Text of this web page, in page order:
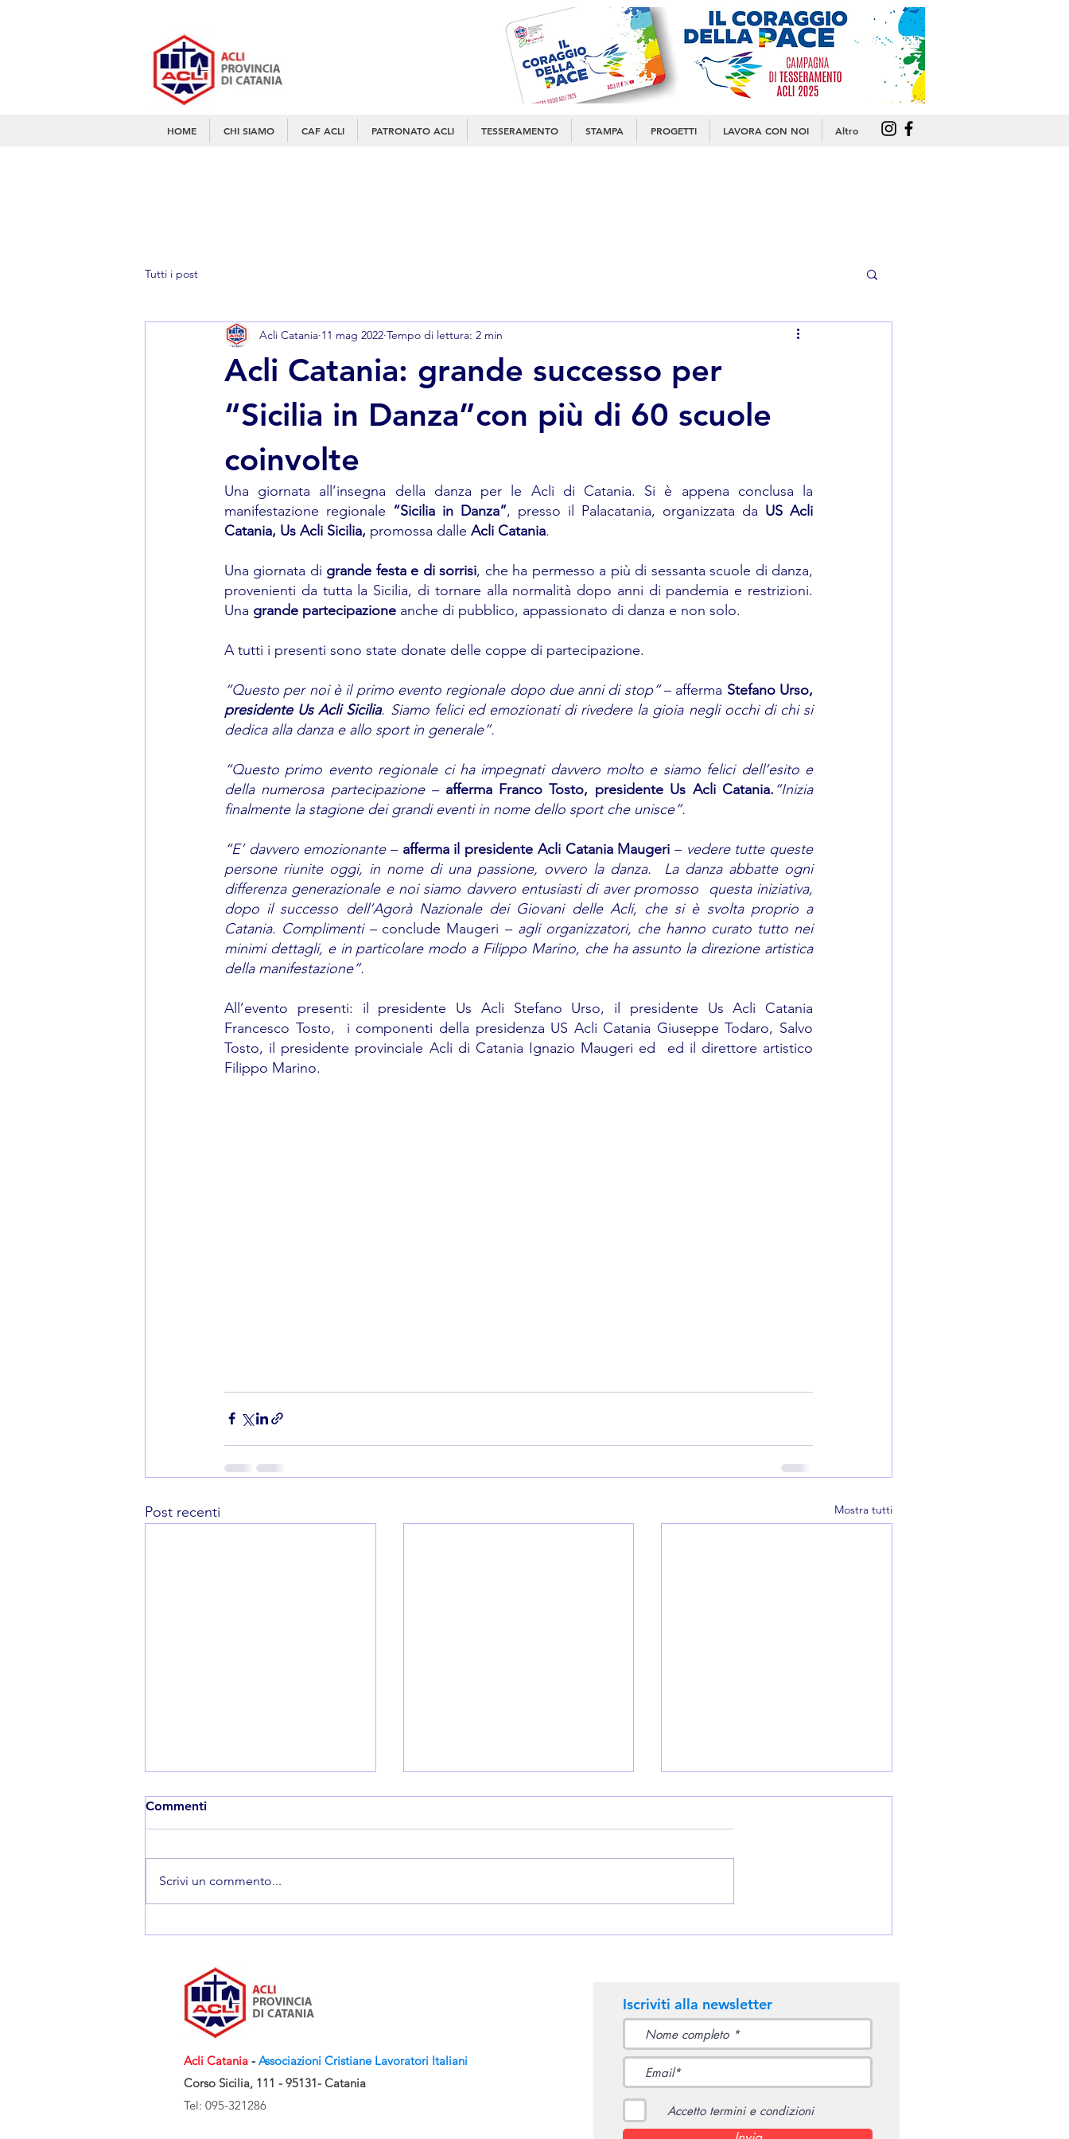
HOME CHI SIAMO CAF ACLI PATRONATO ACLI TESSERAMENTO STAMPA PROGETTI LAVORA CON NOI Altro
Tutti i post
Acli Catania: grande successo per
“Sicilia in Danza”con più di 60 scuole
coinvolte
Acli Catania 11 mag 2022 Tempo di lettura: 2 min
Una giornata all’insegna della danza per le Acli di Catania. Si è appena conclusa la
manifestazione regionale “Sicilia in Danza”, presso il Palacatania, organizzata da US Acli
Catania, Us Acli Sicilia, promossa dalle Acli Catania.
Una giornata di grande festa e di sorrisi, che ha permesso a più di sessanta scuole di danza,
provenienti da tutta la Sicilia, di tornare alla normalità dopo anni di pandemia e restrizioni.
Una grande partecipazione anche di pubblico, appassionato di danza e non solo.
A tutti i presenti sono state donate delle coppe di partecipazione.
“Questo per noi è il primo evento regionale dopo due anni di stop” – afferma
presidente Us Acli Sicilia. Siamo felici ed emozionati di rivedere la gioia negli occhi di chi si
dedica alla danza e allo sport in generale”.
“Questo primo evento regionale ci ha impegnati davvero molto e siamo felici dell’esito e
della numerosa partecipazione – afferma Franco Tosto, presidente Us Acli Catania. “Inizia
finalmente la stagione dei grandi eventi in nome dello sport che unisce”.
“E’ davvero emozionante – afferma il presidente Acli Catania Maugeri – vedere tutte queste
persone riunite oggi, in nome di una passione, ovvero la danza.  La danza abbatte ogni
differenza generazionale e noi siamo davvero entusiasti di aver promosso  questa iniziativa,
dopo il successo dell’Agorà Nazionale dei Giovani delle Acli, che si è svolta proprio a
Catania. Complimenti – conclude Maugeri – agli organizzatori, che hanno curato tutto nei
minimi dettagli, e in particolare modo a Filippo Marino, che ha assunto la direzione artistica
della manifestazione”.
All’evento presenti: il presidente Us Acli Stefano Urso, il presidente Us Acli Catania
Francesco Tosto,  i componenti della presidenza US Acli Catania Giuseppe Todaro, Salvo
Tosto, il presidente provinciale Acli di Catania Ignazio Maugeri ed  ed il direttore artistico
Filippo Marino.
Post recenti Mostra tutti
edizione del concorso
nazionale promosso da Acli
Catania e Magna Libri
Commenti
Scrivi un commento...
Acli Catania - Associazioni Cristiane Lavoratori Italiani
Corso Sicilia, 111 - 95131- Catania
Tel: 095-321286
Iscriviti alla newsletter
Accetto termini e condizioni